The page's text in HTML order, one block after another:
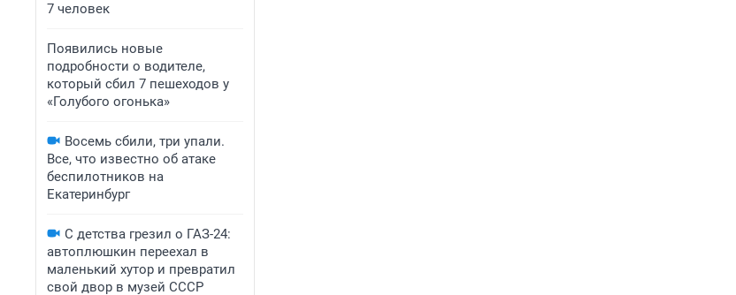
7 человек
Появились новые
подробности о водителе,
который сбил 7 пешеходов у
«Голубого огонька»
Восемь сбили, три упали.
Все, что известно об атаке
беспилотников на
Екатеринбург
С детства грезил о ГАЗ-24:
автоплюшкин переехал в
маленький хутор и превратил
свой двор в музей СССР